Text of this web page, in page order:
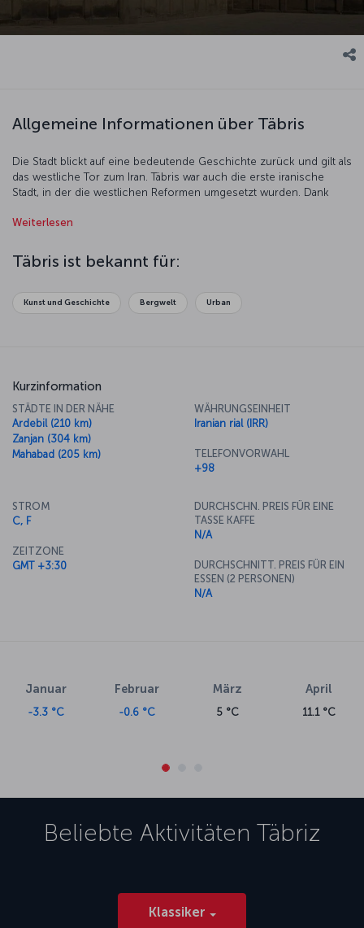
Allgemeine Informationen über Täbris
Die Stadt blickt auf eine bedeutende Geschichte zurück und gilt als
das westliche Tor zum Iran. Täbris war auch die erste iranische
Stadt, in der die westlichen Reformen umgesetzt wurden. Dank
entwickelte Stadt des Iran. Täbris war Geburtsort des Mystikers
Weiterlesen
Täbris ist bekannt für:
Kunst und Geschichte Bergwelt Urban
Kurzinformation
STÄDTE IN DER NÄHE
Ardebil (210 km)
Zanjan (304 km)
Mahabad (205 km)
WÄHRUNGSEINHEIT
Iranian rial (IRR)
TELEFONVORWAHL
+98
STROM
C, F
ZEITZONE
GMT +3:30
DURCHSCHN. PREIS FÜR EINE
TASSE KAFFE
N/A
DURCHSCHNITT. PREIS FÜR EIN
ESSEN (2 PERSONEN)
N/A
Januar
-3.3 °C
Februar
-0.6 °C
März
5 °C
April
11.1 °C
Beliebte Aktivitäten Täbriz
Klassiker